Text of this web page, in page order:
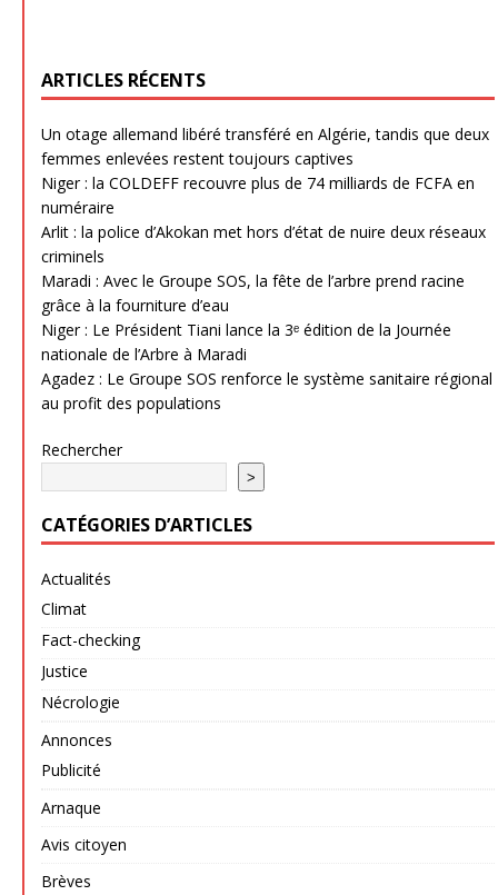
ARTICLES RÉCENTS
Un otage allemand libéré transféré en Algérie, tandis que deux
femmes enlevées restent toujours captives
Niger : la COLDEFF recouvre plus de 74 milliards de FCFA en
numéraire
Arlit : la police d’Akokan met hors d’état de nuire deux réseaux
criminels
Maradi : Avec le Groupe SOS, la fête de l’arbre prend racine
grâce à la fourniture d’eau
Niger : Le Président Tiani lance la 3ᵉ édition de la Journée
nationale de l’Arbre à Maradi
Agadez : Le Groupe SOS renforce le système sanitaire régional
au profit des populations
Rechercher
>
CATÉGORIES D’ARTICLES
Actualités
Climat
Fact-checking
Justice
Nécrologie
Annonces
Publicité
Arnaque
Avis citoyen
Brèves